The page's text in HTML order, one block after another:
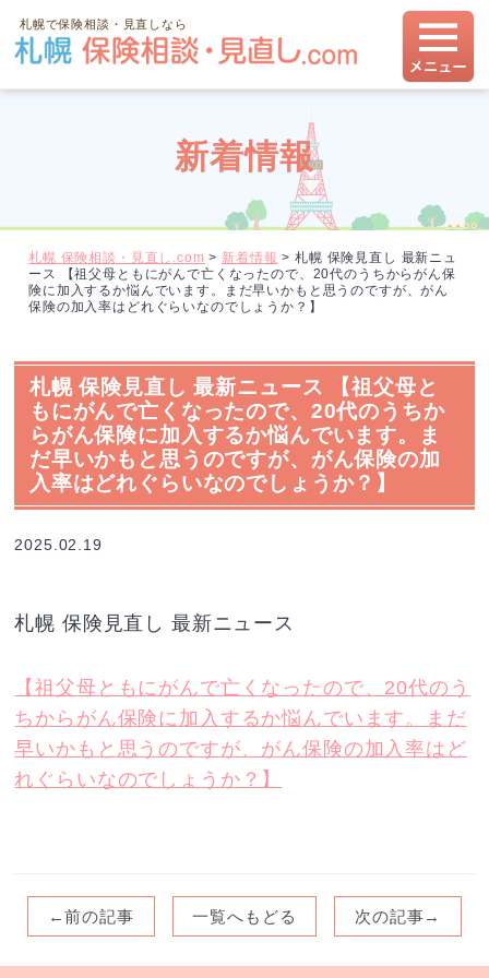
札幌で保険相談・見直しなら
新着情報
札幌 保険相談・見直し.com > 新着情報 > 札幌 保険見直し 最新ニュ
ース 【祖父母ともにがんで亡くなったので、20代のうちからがん保
険に加入するか悩んでいます。まだ早いかもと思うのですが、がん
保険の加入率はどれぐらいなのでしょうか？】
札幌 保険見直し 最新ニュース 【祖父母と
もにがんで亡くなったので、20代のうちか
らがん保険に加入するか悩んでいます。ま
だ早いかもと思うのですが、がん保険の加
入率はどれぐらいなのでしょうか？】
2025.02.19
札幌 保険見直し 最新ニュース
【祖父母ともにがんで亡くなったので、20代のう
ちからがん保険に加入するか悩んでいます。まだ
早いかもと思うのですが、がん保険の加入率はど
れぐらいなのでしょうか？】
←前の記事 一覧へもどる 次の記事→